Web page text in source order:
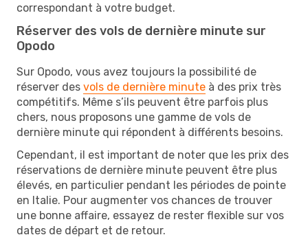
correspondant à votre budget.
Réserver des vols de dernière minute sur
Opodo
Sur Opodo, vous avez toujours la possibilité de
réserver des vols de dernière minute à des prix très
compétitifs. Même s’ils peuvent être parfois plus
chers, nous proposons une gamme de vols de
dernière minute qui répondent à différents besoins.
Cependant, il est important de noter que les prix des
réservations de dernière minute peuvent être plus
élevés, en particulier pendant les périodes de pointe
en Italie. Pour augmenter vos chances de trouver
une bonne affaire, essayez de rester flexible sur vos
dates de départ et de retour.